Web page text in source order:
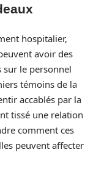
hospitalier,
avoir des
le personnel
témoins de la
accablés par la
tissé une relation
comment ces
peuvent affecter